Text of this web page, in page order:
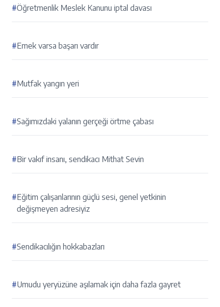
#Öğretmenlik Meslek Kanunu iptal davası
#Emek varsa başarı vardır
#Mutfak yangın yeri
#Sağımızdaki yalanın gerçeği örtme çabası
#Bir vakıf insanı, sendikacı Mithat Sevin
#Eğitim çalışanlarının güçlü sesi, genel yetkinin
değişmeyen adresiyiz
#Sendikacılığın hokkabazları
#Umudu yeryüzüne aşılamak için daha fazla gayret